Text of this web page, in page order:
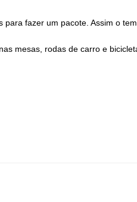
fazer um pacote. Assim o
mesas, rodas de carro e